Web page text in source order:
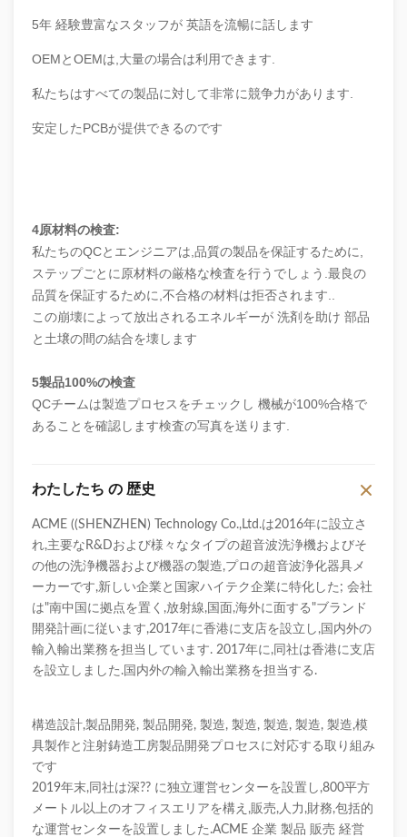
5年 経験豊富なスタッフが 英語を流暢に話します
OEMとOEMは,大量の場合は利用できます.
私たちはすべての製品に対して非常に競争力があります.
安定したPCBが提供できるのです
4原材料の検査:
私たちのQCとエンジニアは,品質の製品を保証するために,
ステップごとに原材料の厳格な検査を行うでしょう.最良の
品質を保証するために,不合格の材料は拒否されます..
この崩壊によって放出されるエネルギーが 洗剤を助け 部品
と土壌の間の結合を壊します
5製品100%の検査
QCチームは製造プロセスをチェックし 機械が100%合格で
あることを確認します検査の写真を送ります.
わたしたち の 歴史
ACME ((SHENZHEN) Technology Co.,Ltd.は2016年に設立さ
れ,主要なR&Dおよび様々なタイプの超音波洗浄機およびそ
の他の洗浄機器および機器の製造,プロの超音波浄化器具メ
ーカーです,新しい企業と国家ハイテク企業に特化した; 会社
は"南中国に拠点を置く,放射線,国面,海外に面する"ブランド
開発計画に従います,2017年に香港に支店を設立し,国内外の
輸入輸出業務を担当しています. 2017年に,同社は香港に支店
を設立しました.国内外の輸入輸出業務を担当する.
構造設計,製品開発, 製品開発, 製造, 製造, 製造, 製造, 製造,模
具製作と注射鋳造工房製品開発プロセスに対応する取り組み
です
2019年末,同社は深?? に独立運営センターを設置し,800平方
メートル以上のオフィスエリアを構え,販売,人力,財務,包括的
な運営センターを設置しました.ACME 企業 製品 販売 経営